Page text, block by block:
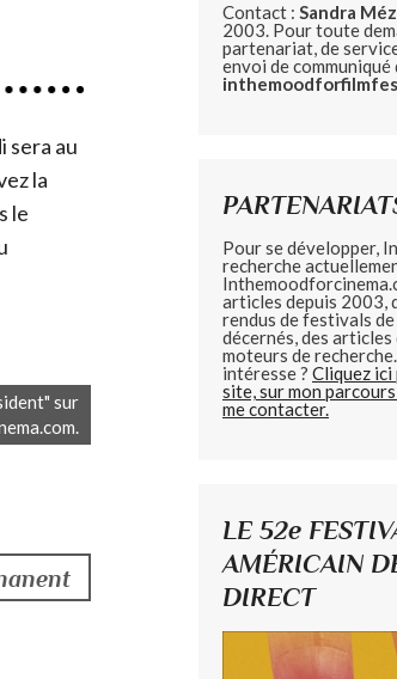
sera au
la
le
sur
Contact : Sandra
2003. Pour toute
partenariat, de
envoi de
Pour se développer,
recherche
articles depuis 2003,
rendus de festivals
décernés, des
moteurs de
intéresse ? Cliquez ici
site, sur mon
me contacter.
LE 52e
AMÉRICAIN
DIRECT